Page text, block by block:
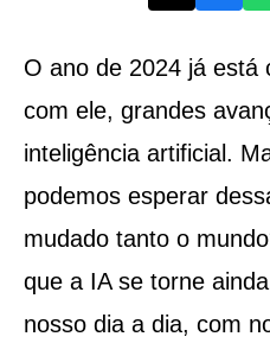
O ano de 2024 já está
com ele, grandes
inteligência artificial.
podemos esperar
mudado tanto o
que a IA se torne
nosso dia a dia, com